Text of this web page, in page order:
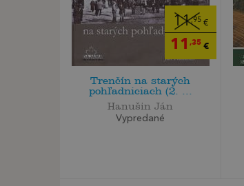
11,95 €
11 ,35 €
Trenčín na starých
pohľadniciach (2. ...
Hanušin Ján
Vypredané